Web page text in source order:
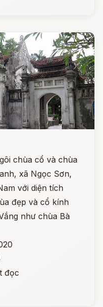
chùa cổ và chùa
xã Ngọc Sơn,
với diện tích
đẹp và cổ kính
như chùa Bà
đọc